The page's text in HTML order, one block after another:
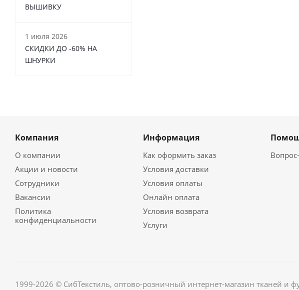
ВЫШИВКУ
1 июля 2026
СКИДКИ ДО -60% НА
ШНУРКИ
Компания
О компании
Акции и новости
Сотрудники
Вакансии
Политика
конфиденциальности
Информация
Как оформить заказ
Условия доставки
Условия оплаты
Онлайн оплата
Условия возврата
Услуги
1999-2026 © СибТекстиль, оптово-розничный интернет-магазин тканей и